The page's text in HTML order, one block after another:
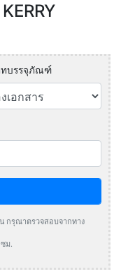
ทบรรจุภัณฑ์
กรุณาตรวจสอบจากทาง
ม.